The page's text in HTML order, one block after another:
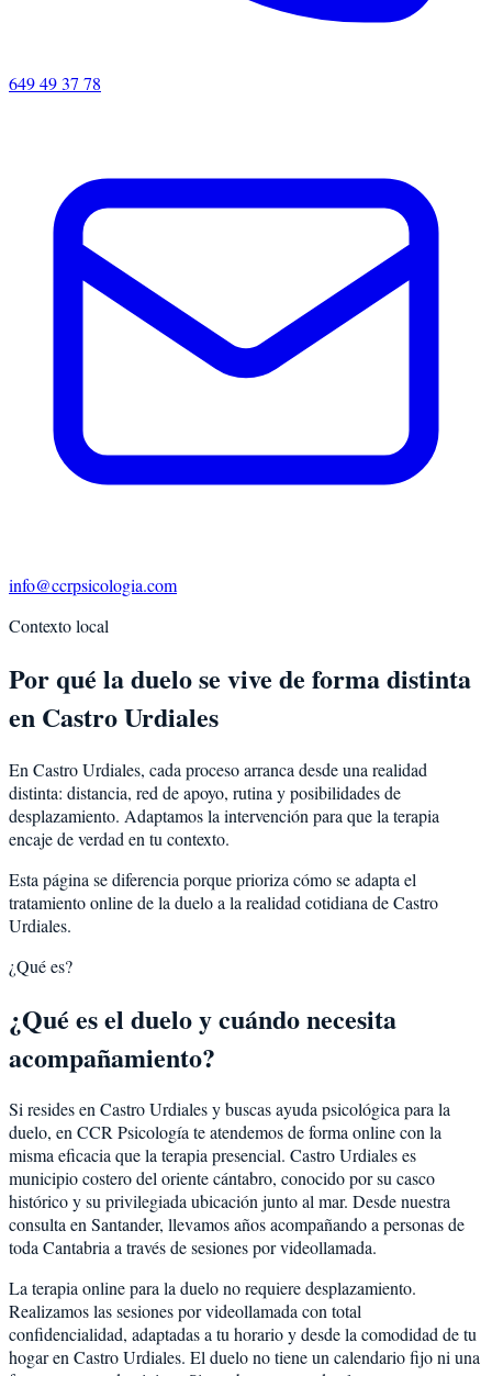
649 49 37 78
info@ccrpsicologia.com
Contexto local
Por qué la duelo se vive de forma distinta
en Castro Urdiales
En Castro Urdiales, cada proceso arranca desde una realidad
distinta: distancia, red de apoyo, rutina y posibilidades de
desplazamiento. Adaptamos la intervención para que la terapia
encaje de verdad en tu contexto.
Esta página se diferencia porque prioriza cómo se adapta el
tratamiento online de la duelo a la realidad cotidiana de Castro
Urdiales.
¿Qué es?
¿Qué es el duelo y cuándo necesita
acompañamiento?
Si resides en Castro Urdiales y buscas ayuda psicológica para la
duelo, en CCR Psicología te atendemos de forma online con la
misma eficacia que la terapia presencial. Castro Urdiales es
municipio costero del oriente cántabro, conocido por su casco
histórico y su privilegiada ubicación junto al mar. Desde nuestra
consulta en Santander, llevamos años acompañando a personas de
toda Cantabria a través de sesiones por videollamada.
La terapia online para la duelo no requiere desplazamiento.
Realizamos las sesiones por videollamada con total
confidencialidad, adaptadas a tu horario y desde la comodidad de tu
hogar en Castro Urdiales. El duelo no tiene un calendario fijo ni una